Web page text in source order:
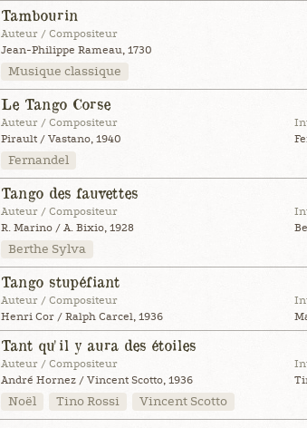
Tambourin
Auteur / Compositeur
Jean-Philippe Rameau, 1730
Musique classique
Le Tango Corse
Auteur / Compositeur
Pirault / Vastano, 1940
Fernandel
Tango des fauvettes
Auteur / Compositeur
R. Marino / A. Bixio, 1928
Berthe Sylva
Tango stupéfiant
Auteur / Compositeur
Henri Cor / Ralph Carcel, 1936
Tant qu'il y aura des étoiles
Auteur / Compositeur
André Hornez / Vincent Scotto, 1936
Noël Tino Rossi Vincent Scotto